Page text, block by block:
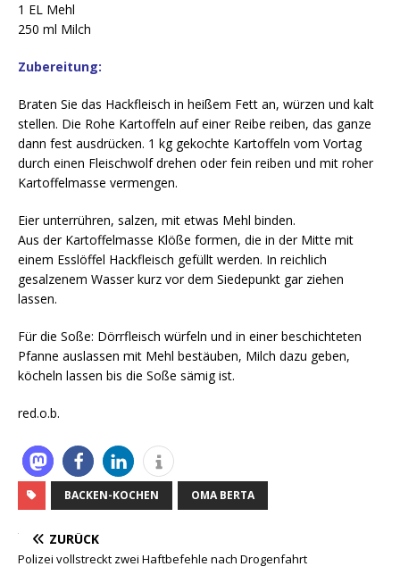
1 EL Mehl
250 ml Milch
Zubereitung:
Braten Sie das Hackfleisch in heißem Fett an, würzen und kalt
stellen. Die Rohe Kartoffeln auf einer Reibe reiben, das ganze
dann fest ausdrücken. 1 kg gekochte Kartoffeln vom Vortag
durch einen Fleischwolf drehen oder fein reiben und mit roher
Kartoffelmasse vermengen.
Eier unterrühren, salzen, mit etwas Mehl binden.
Aus der Kartoffelmasse Klöße formen, die in der Mitte mit
einem Esslöffel Hackfleisch gefüllt werden. In reichlich
gesalzenem Wasser kurz vor dem Siedepunkt gar ziehen
lassen.
Für die Soße: Dörrfleisch würfeln und in einer beschichteten
Pfanne auslassen mit Mehl bestäuben, Milch dazu geben,
köcheln lassen bis die Soße sämig ist.
red.o.b.
BACKEN-KOCHEN OMA BERTA
ZURÜCK
Polizei vollstreckt zwei Haftbefehle nach Drogenfahrt